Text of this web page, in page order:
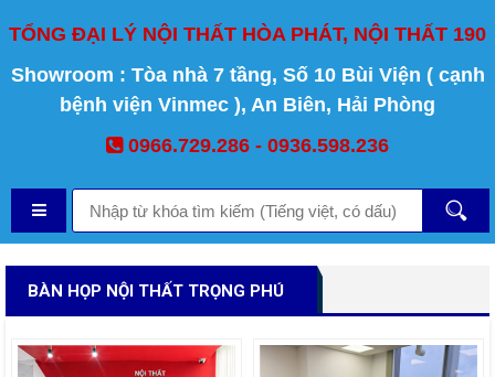
TỔNG ĐẠI LÝ NỘI THẤT HÒA PHÁT, NỘI THẤT 190
Showroom : Tòa nhà 7 tầng, Số 10 Bùi Viện ( cạnh
bệnh viện Vinmec ), An Biên, Hải Phòng
0966.729.286 - 0936.598.236
BÀN HỌP NỘI THẤT TRỌNG PHÚ